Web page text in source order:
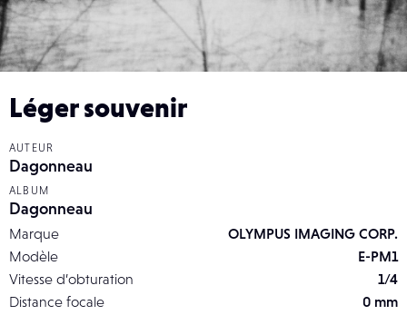
Léger souvenir
AUTEUR
Dagonneau
ALBUM
Dagonneau
Marque
OLYMPUS IMAGING CORP.
Modèle
E-PM1
Vitesse d’obturation
1/4
Distance focale
0 mm